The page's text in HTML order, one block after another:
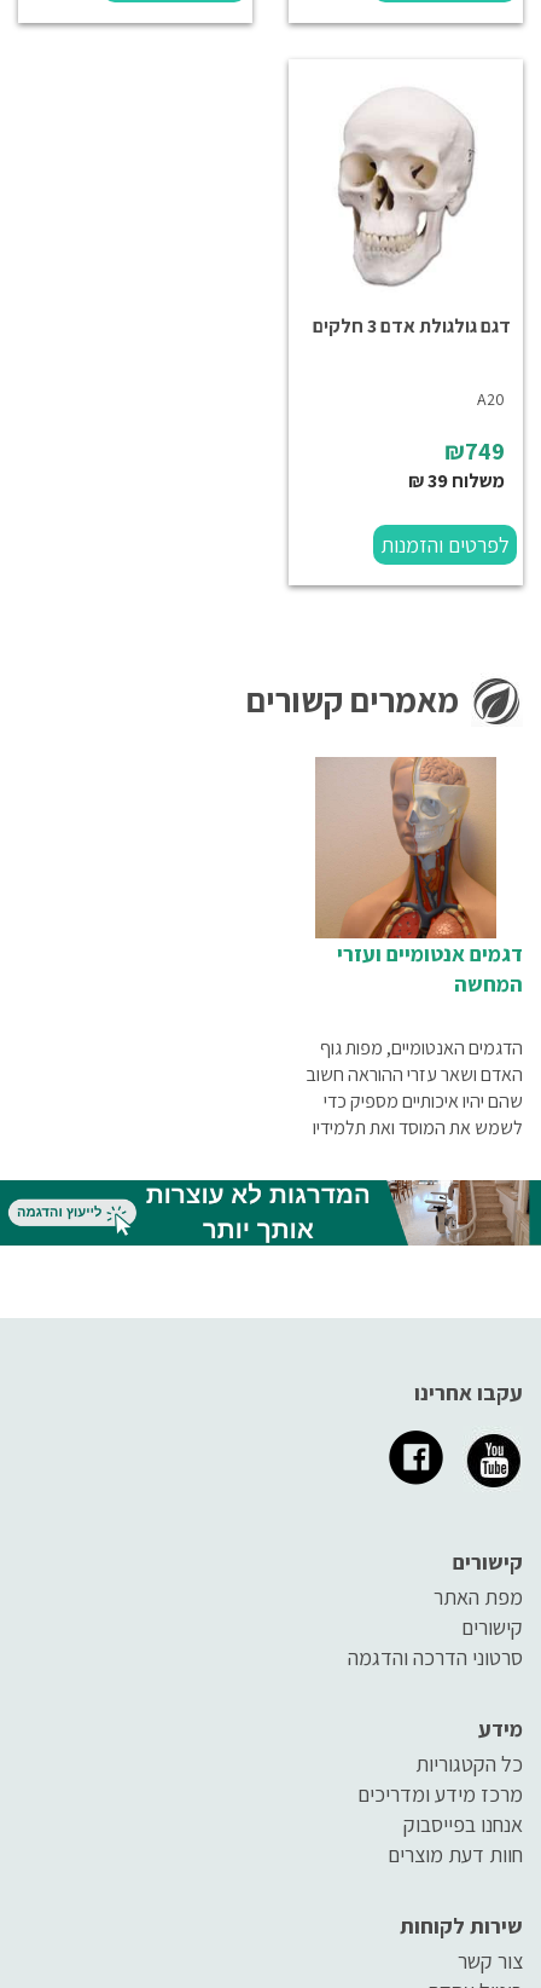
דגם גולגולת אדם 3 חלקים
A20
₪749
משלוח 39 ₪
לפרטים והזמנות
מאמרים קשורים
דגמים אנטומיים ועזרי
המחשה
הדגמים האנטומיים, מפות גוף
האדם ושאר עזרי ההוראה חשוב
שהם יהיו איכותיים מספיק כדי
לשמש את המוסד ואת תלמידיו
עקבו אחרינו
קישורים
מפת האתר
קישורים
סרטוני הדרכה והדגמה
מידע
כל הקטגוריות
מרכז מידע ומדריכים
אנחנו בפייסבוק
חוות דעת מוצרים
שירות לקוחות
צור קשר